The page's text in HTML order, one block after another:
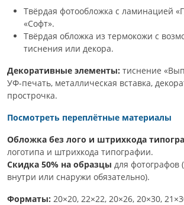
Твёрдая фотообложка с ламинацией
«Софт».
Твёрдая обложка из термокожи с
тиснения или декора.
Декоративные элементы: тиснение
УФ-печать, металлическая вставка,
прострочка.
Посмотреть переплётные материалы
Обложка без лого и штрихкода
логотипа и штрихкода типографии.
Скидка 50% на образцы для фотографов
внутри или снаружи обязательно).
Форматы: 20×20, 22×22, 20×26, 20×30,